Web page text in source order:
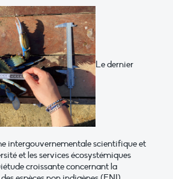
Le dernier
intergouvernementale scientifique et
et les services écosystémiques
croissante concernant la